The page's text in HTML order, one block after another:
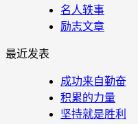
名人轶事
励志文章
最近发表
成功来自勤奋
积累的力量
坚持就是胜利